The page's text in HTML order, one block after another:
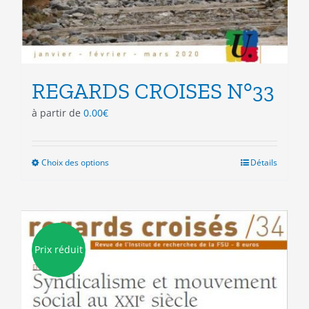
REGARDS CROISES N°33
à partir de 0.00€
Choix des optionsCe
plusieurs
variations.
Les
options
être
choisies
Détails
Prix réduit